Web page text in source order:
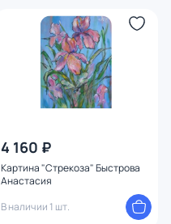
4 160 ₽
Картина "Стрекоза" Быстрова
Анастасия
В наличии 1 шт.